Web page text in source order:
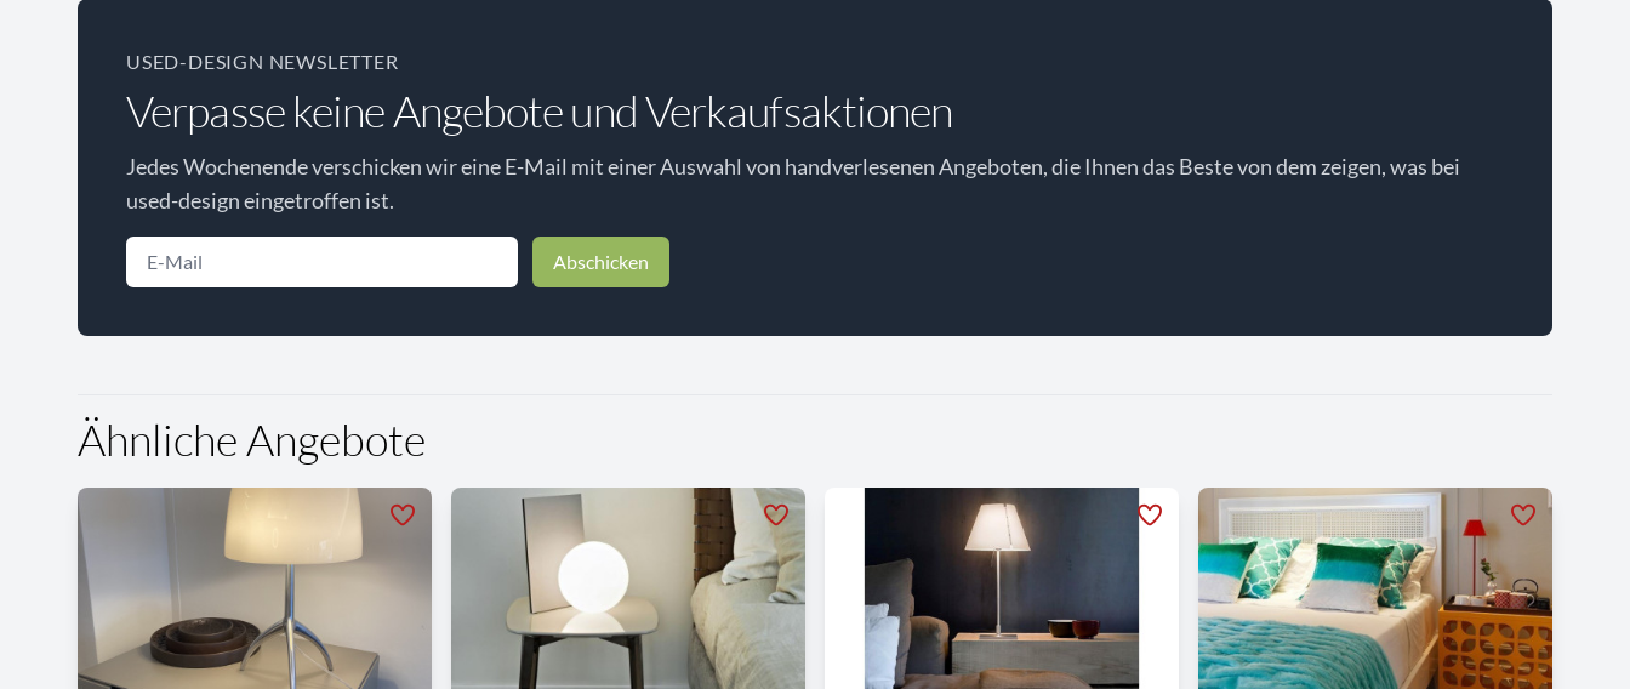
USED-DESIGN NEWSLETTER
Verpasse keine Angebote und Verkaufsaktionen
Jedes Wochenende verschicken wir eine E-Mail mit einer Auswahl von handverlesenen Angeboten, die Ihnen das Beste von dem zeigen, was bei
used-design eingetroffen ist.
Abschicken
Ähnliche Angebote